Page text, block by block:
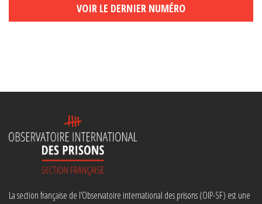
VOIR LE DERNIER NUMÉRO
La section française de l’Observatoire international des prisons (OIP-SF) est une